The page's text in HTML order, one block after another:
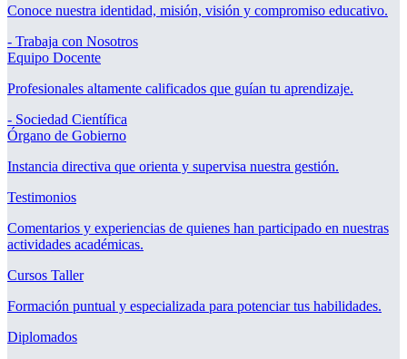
Conoce nuestra identidad, misión, visión y compromiso educativo.
- Trabaja con Nosotros
Equipo Docente
Profesionales altamente calificados que guían tu aprendizaje.
- Sociedad Científica
Órgano de Gobierno
Instancia directiva que orienta y supervisa nuestra gestión.
Testimonios
Comentarios y experiencias de quienes han participado en nuestras
actividades académicas.
Cursos Taller
Formación puntual y especializada para potenciar tus habilidades.
Diplomados